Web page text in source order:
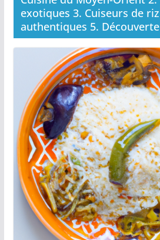
exotiques 3. Cuiseurs de
authentiques 5.